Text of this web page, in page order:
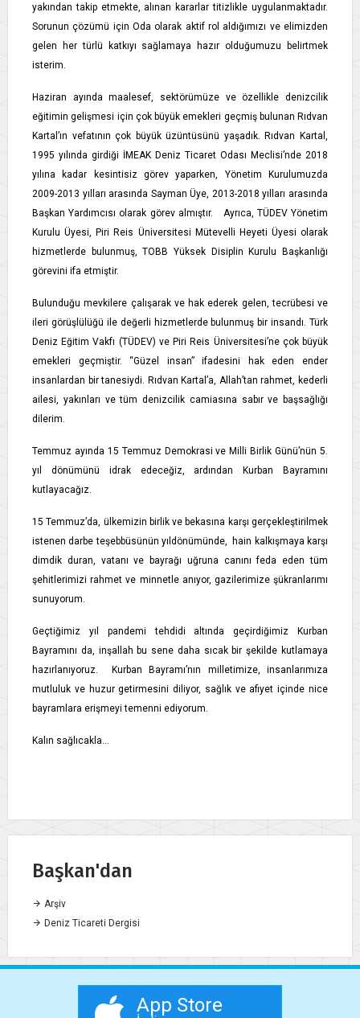
yakından takip etmekte, alınan kararlar titizlikle uygulanmaktadır.
Sorunun çözümü için Oda olarak aktif rol aldığımızı ve elimizden
gelen her türlü katkıyı sağlamaya hazır olduğumuzu belirtmek
isterim.
Haziran ayında maalesef, sektörümüze ve özellikle denizcilik
eğitimin gelişmesi için çok büyük emekleri geçmiş bulunan Rıdvan
Kartal’ın vefatının çok büyük üzüntüsünü yaşadık. Rıdvan Kartal,
1995 yılında girdiği İMEAK Deniz Ticaret Odası Meclisi’nde 2018
yılına kadar kesintisiz görev yaparken, Yönetim Kurulumuzda
2009-2013 yılları arasında Sayman Üye, 2013-2018 yılları arasında
Başkan Yardımcısı olarak görev almıştır. Ayrıca, TÜDEV Yönetim
Kurulu Üyesi, Piri Reis Üniversitesi Mütevelli Heyeti Üyesi olarak
hizmetlerde bulunmuş, TOBB Yüksek Disiplin Kurulu Başkanlığı
görevini ifa etmiştir.
Bulunduğu mevkilere çalışarak ve hak ederek gelen, tecrübesi ve
ileri görüşlülüğü ile değerli hizmetlerde bulunmuş bir insandı. Türk
Deniz Eğitim Vakfı (TÜDEV) ve Piri Reis Üniversitesi’ne çok büyük
emekleri geçmiştir. “Güzel insan” ifadesini hak eden ender
insanlardan bir tanesiydi. Rıdvan Kartal’a, Allah’tan rahmet, kederli
ailesi, yakınları ve tüm denizcilik camiasına sabır ve başsağlığı
dilerim.
Temmuz ayında 15 Temmuz Demokrasi ve Milli Birlik Günü’nün 5.
yıl dönümünü idrak edeceğiz, ardından Kurban Bayramını
kutlayacağız.
15 Temmuz’da, ülkemizin birlik ve bekasına karşı gerçekleştirilmek
istenen darbe teşebbüsünün yıldönümünde, hain kalkışmaya karşı
dimdik duran, vatanı ve bayrağı uğruna canını feda eden tüm
şehitlerimizi rahmet ve minnetle anıyor, gazilerimize şükranlarımı
sunuyorum.
Geçtiğimiz yıl pandemi tehdidi altında geçirdiğimiz Kurban
Bayramını da, inşallah bu sene daha sıcak bir şekilde kutlamaya
hazırlanıyoruz. Kurban Bayramı’nın milletimize, insanlarımıza
mutluluk ve huzur getirmesini diliyor, sağlık ve afiyet içinde nice
bayramlara erişmeyi temenni ediyorum.
Kalın sağlıcakla…
Başkan'dan
Arşiv
Deniz Ticareti Dergisi
App Store